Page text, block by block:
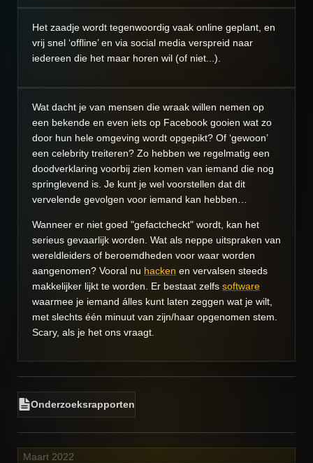
Het zaadje wordt tegenwoordig vaak online geplant, en
vrij snel ‘offline’ en via social media verspreid naar
iedereen die het maar horen wil (of niet...).
Wat dacht je van mensen die wraak willen nemen op
een bekende en even iets op Facebook gooien wat zo
door hun hele omgeving wordt opgepikt? Of ‘gewoon’
een celebrity treiteren? Zo hebben we regelmatig een
doodverklaring voorbij zien komen van iemand die nog
springlevend is. Je kunt je wel voorstellen dat dit
vervelende gevolgen voor iemand kan hebben…
Wanneer er niet goed "gefactcheckt" wordt, kan het
serieus gevaarlijk worden. Wat als neppe uitspraken van
wereldleiders of beroemdheden voor waar worden
aangenomen? Vooral nu hacken en vervalsen steeds
makkelijker lijkt te worden. Er bestaat zelfs software
waarmee je iemand álles kunt laten zeggen wat je wilt,
met slechts één minuut van zijn/haar opgenomen stem.
Scary, als je het ons vraagt.
Onderzoeksrapporten
Maart 2022